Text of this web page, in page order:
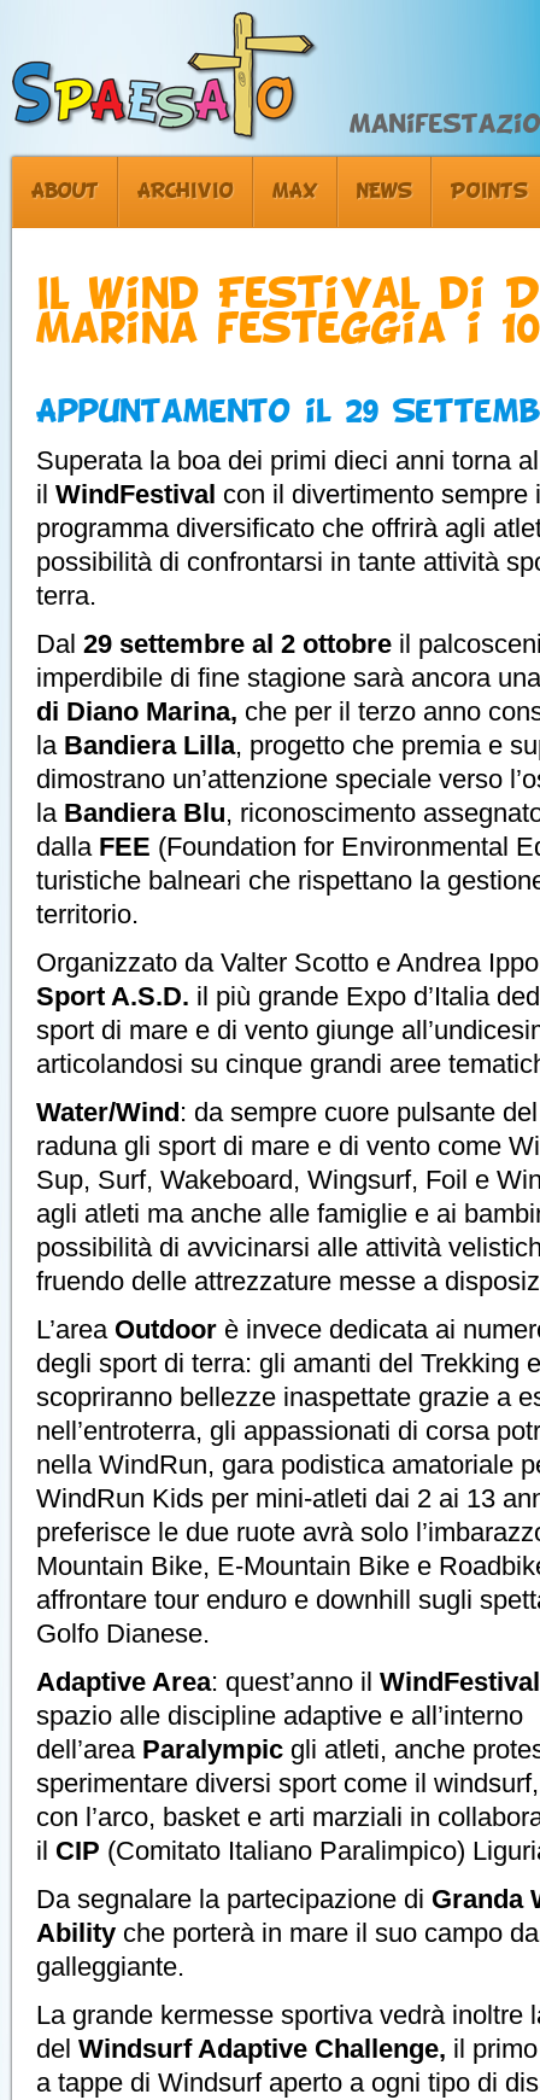
ABOUT ARCHIVIO MAX NEWS POINTS
Il Wind Festival di
Marina festeggia i
Appuntamento il 29
Superata la boa dei primi dieci anni torna
il WindFestival con il divertimento sempre
programma diversificato che offrirà agli
possibilità di confrontarsi in tante attività
terra.
Dal 29 settembre al 2 ottobre il
imperdibile di fine stagione sarà ancora
di Diano Marina, che per il terzo anno
la Bandiera Lilla, progetto che premia e
dimostrano un’attenzione speciale verso
la Bandiera Blu, riconoscimento
dalla FEE (Foundation for Environmental
turistiche balneari che rispettano la
territorio.
Organizzato da Valter Scotto e Andrea
Sport A.S.D. il più grande Expo d’Italia
sport di mare e di vento giunge
articolandosi su cinque grandi aree
Water/Wind: da sempre cuore pulsante
raduna gli sport di mare e di vento come
Sup, Surf, Wakeboard, Wingsurf, Foil e
agli atleti ma anche alle famiglie e ai
possibilità di avvicinarsi alle attività
fruendo delle attrezzature messe a
L’area Outdoor è invece dedicata ai
degli sport di terra: gli amanti del Trekking
scopriranno bellezze inaspettate grazie a
nell’entroterra, gli appassionati di corsa
nella WindRun, gara podistica amatoriale
WindRun Kids per mini-atleti dai 2 ai 13
preferisce le due ruote avrà solo
Mountain Bike, E-Mountain Bike e
affrontare tour enduro e downhill sugli
Golfo Dianese.
Adaptive Area: quest’anno il WindFestival
spazio alle discipline adaptive e all’interno
dell’area Paralympic gli atleti, anche
sperimentare diversi sport come il
con l’arco, basket e arti marziali in
il CIP (Comitato Italiano Paralimpico)
Da segnalare la partecipazione di Granda
Ability che porterà in mare il suo campo
galleggiante.
La grande kermesse sportiva vedrà inoltre
del Windsurf Adaptive Challenge, il
a tappe di Windsurf aperto a ogni tipo di